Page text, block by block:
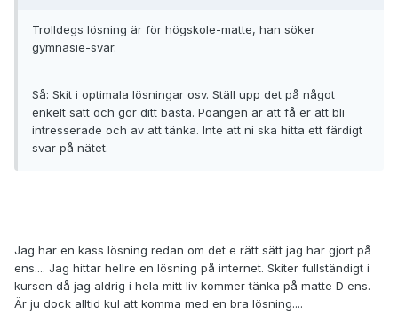
Trolldegs lösning är för högskole-matte, han söker
gymnasie-svar.
Så: Skit i optimala lösningar osv. Ställ upp det på något
enkelt sätt och gör ditt bästa. Poängen är att få er att bli
intresserade och av att tänka. Inte att ni ska hitta ett färdigt
svar på nätet.
Jag har en kass lösning redan om det e rätt sätt jag har gjort på
ens.... Jag hittar hellre en lösning på internet. Skiter fullständigt i
kursen då jag aldrig i hela mitt liv kommer tänka på matte D ens.
Är ju dock alltid kul att komma med en bra lösning....